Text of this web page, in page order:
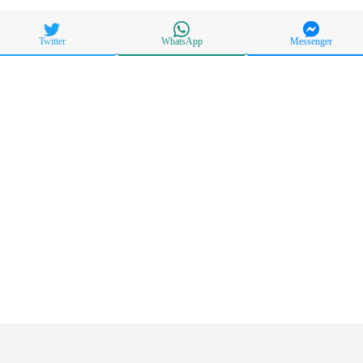
Messenger
WhatsApp
Twitter